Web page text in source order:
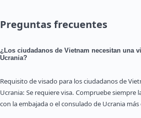
Preguntas frecuentes
¿Los ciudadanos de Vietnam necesitan una
Ucrania?
Requisito de visado para los ciudadanos de
Ucrania: Se requiere visa. Compruebe siempre
con la embajada o el consulado de Ucrania más